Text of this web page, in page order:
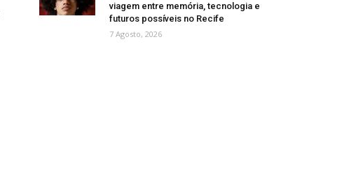
viagem entre memória, tecnologia e
futuros possíveis no Recife
7 Agosto, 2026